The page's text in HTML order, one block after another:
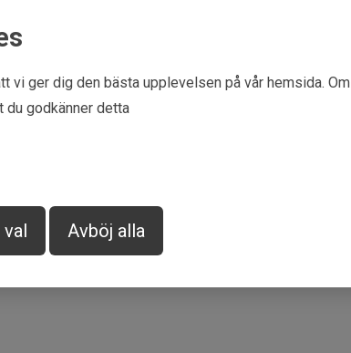
vi ger dig den bästa upplevelsen på vår hemsida.
du godkänner detta
val Avböj alla
Upplev nya djup inom